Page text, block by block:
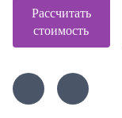
Рассчитать
стоимость